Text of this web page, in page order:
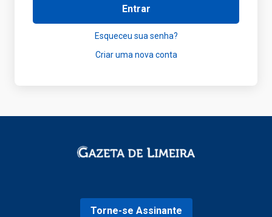
Entrar
Esqueceu sua senha?
Criar uma nova conta
Torne-se Assinante